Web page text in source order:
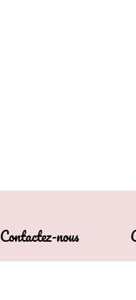
Contactez-nous